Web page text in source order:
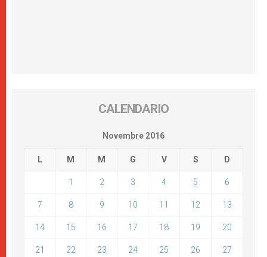
CALENDARIO
Novembre 2016
L M M G V S D
1 2 3 4 5 6
7 8 9 10 11 12 13
14 15 16 17 18 19 20
21 22 23 24 25 26 27